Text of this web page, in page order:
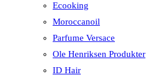
Ecooking
Moroccanoil
Parfume Versace
Ole Henriksen Produkter
ID Hair